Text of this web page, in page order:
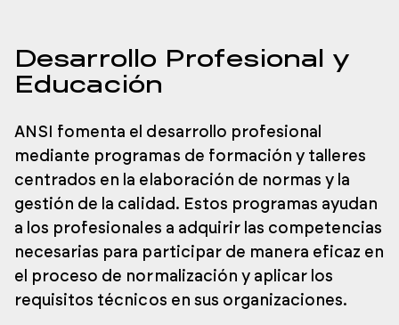
Desarrollo Profesional y
Educación
ANSI fomenta el desarrollo profesional
mediante programas de formación y talleres
centrados en la elaboración de normas y la
gestión de la calidad. Estos programas ayudan
a los profesionales a adquirir las competencias
necesarias para participar de manera eficaz en
el proceso de normalización y aplicar los
requisitos técnicos en sus organizaciones.